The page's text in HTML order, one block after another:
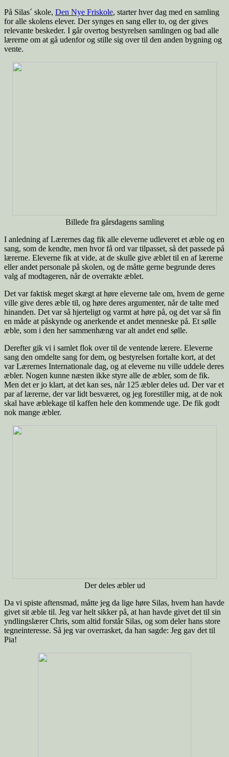
På Silas´ skole, Den Nye Friskole, starter hver dag med en samling
for alle skolens elever. Der synges en sang eller to, og der gives
relevante beskeder. I går overtog bestyrelsen samlingen og bad alle
lærerne om at gå udenfor og stille sig over til den anden bygning og
vente.
Billede fra gårsdagens samling
I anledning af Lærernes dag fik alle eleverne udleveret et æble og en
sang, som de kendte, men hvor få ord var tilpasset, så det passede på
lærerne. Eleverne fik at vide, at de skulle give æblet til en af lærerne
eller andet personale på skolen, og de måtte gerne begrunde deres
valg af modtageren, når de overrakte æblet.
Det var faktisk meget skægt at høre eleverne tale om, hvem de gerne
ville give deres æble til, og høre deres argumenter, når de talte med
hinanden. Det var så hjerteligt og varmt at høre på, og det var så fin
en måde at påskynde og anerkende et andet menneske på. Et sølle
æble, som i den her sammenhæng var alt andet end sølle.
Derefter gik vi i samlet flok over til de ventende lærere. Eleverne
sang den omdelte sang for dem, og bestyrelsen fortalte kort, at det
var Lærernes Internationale dag, og at eleverne nu ville uddele deres
æbler. Nogen kunne næsten ikke styre alle de æbler, som de fik.
Men det er jo klart, at det kan ses, når 125 æbler deles ud. Der var et
par af lærerne, der var lidt besværet, og jeg forestiller mig, at de nok
skal have æblekage til kaffen hele den kommende uge. De fik godt
nok mange æbler.
Der deles æbler ud
Da vi spiste aftensmad, måtte jeg da lige høre Silas, hvem han havde
givet sit æble til. Jeg var helt sikker på, at han havde givet det til sin
yndlingslærer Chris, som altid forstår Silas, og som deler hans store
tegneinteresse. Så jeg var overrasket, da han sagde: Jeg gav det til
Pia!